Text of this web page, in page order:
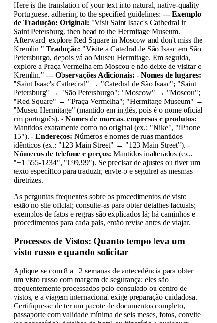
Here is the translation of your text into natural, native-quality
Portuguese, adhering to the specified guidelines: --- Exemplo
de Tradução: Original: "Visit Saint Isaac's Cathedral in
Saint Petersburg, then head to the Hermitage Museum.
Afterward, explore Red Square in Moscow and don't miss the
Kremlin." Tradução: "Visite a Catedral de São Isaac em São
Petersburgo, depois vá ao Museu Hermitage. Em seguida,
explore a Praça Vermelha em Moscou e não deixe de visitar o
Kremlin." --- Observações Adicionais: - Nomes de lugares:
"Saint Isaac's Cathedral" → "Catedral de São Isaac"; "Saint
Petersburg" → "São Petersburgo"; "Moscow" → "Moscou";
"Red Square" → "Praça Vermelha"; "Hermitage Museum" →
"Museu Hermitage" (mantido em inglês, pois é o nome oficial
em português). - Nomes de marcas, empresas e produtos:
Mantidos exatamente como no original (ex.: "Nike", "iPhone
15"). - Endereços: Números e nomes de ruas mantidos
idênticos (ex.: "123 Main Street" → "123 Main Street"). -
Números de telefone e preços: Mantidos inalterados (ex.:
"+1 555-1234", "€99,99"). Se precisar de ajustes ou tiver um
texto específico para traduzir, envie-o e seguirei as mesmas
diretrizes.
As perguntas frequentes sobre os procedimentos de visto
estão no site oficial; consulte-as para obter detalhes factuais;
exemplos de fatos e regras são explicados lá; há caminhos e
procedimentos para cada país, então revise antes de viajar.
Processos de Vistos: Quanto tempo leva um
visto russo e quando solicitar
Aplique-se com 8 a 12 semanas de antecedência para obter
um visto russo com margem de segurança; eles são
frequentemente processados pelo consulado ou centro de
vistos, e a viagem internacional exige preparação cuidadosa.
Certifique-se de ter um pacote de documentos completo,
passaporte com validade mínima de seis meses, fotos, convite